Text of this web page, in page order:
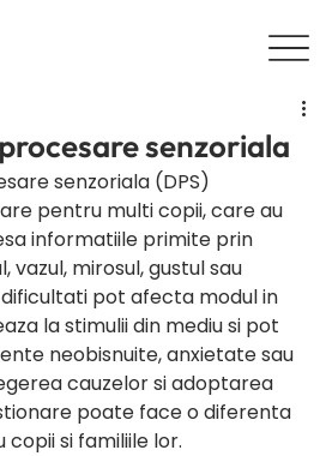
senzoriala
senzoriala (DPS)
pentru multi copii, care au
informatiile primite prin
vazul, mirosul, gustul sau
pot afecta modul in
la stimulii din mediu si pot
neobisnuite, anxietate sau
cauzelor si adoptarea
poate face o diferenta
si familiile lor.